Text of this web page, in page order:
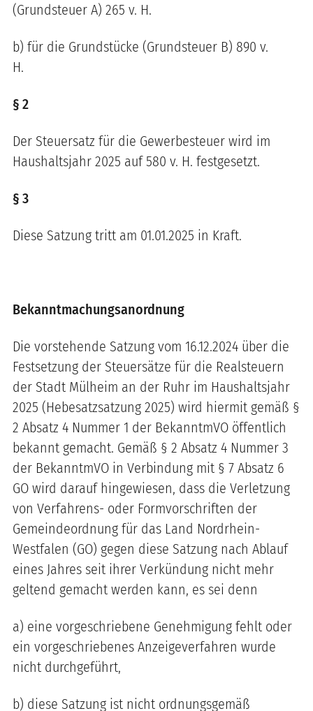
(Grundsteuer A) 265 v. H.
b) für die Grundstücke (Grundsteuer B) 890 v.
§ 2
Der Steuersatz für die Gewerbesteuer wird im
Haushaltsjahr 2025 auf 580 v. H. festgesetzt.
§ 3
Diese Satzung tritt am 01.01.2025 in Kraft.
Bekanntmachungsanordnung
Die vorstehende Satzung vom 16.12.2024 über die
Festsetzung der Steuersätze für die Realsteuern
der Stadt Mülheim an der Ruhr im Haushaltsjahr
2025 (Hebesatzsatzung 2025) wird hiermit gemäß §
2 Absatz 4 Nummer 1 der BekanntmVO öffentlich
bekannt gemacht. Gemäß § 2 Absatz 4 Nummer 3
der BekanntmVO in Verbindung mit § 7 Absatz 6
GO wird darauf hingewiesen, dass die Verletzung
von Verfahrens- oder Formvorschriften der
Gemeindeordnung für das Land Nordrhein-
Westfalen (GO) gegen diese Satzung nach Ablauf
eines Jahres seit ihrer Verkündung nicht mehr
geltend gemacht werden kann, es sei denn
a) eine vorgeschriebene Genehmigung fehlt oder
ein vorgeschriebenes Anzeigeverfahren wurde
nicht durchgeführt,
b) diese Satzung ist nicht ordnungsgemäß